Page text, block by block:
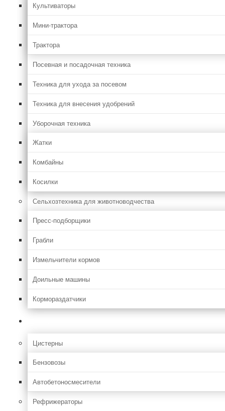
Культиваторы
Мини-трактора
Трактора
Посевная и посадочная техника
Техника для ухода за посевом
Техника для внесения удобрений
Уборочная техника
Жатки
Комбайны
Косилки
Сельхозтехника для животноводчества
Пресс-подборщики
Грабли
Измельчители кормов
Доильные машины
Кормораздатчики
Цистерны
Бензовозы
Автобетоносмесители
Рефрижераторы